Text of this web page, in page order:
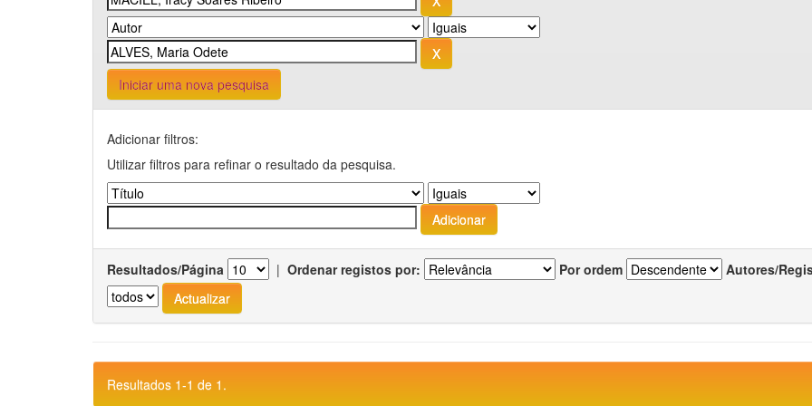
Iniciar uma nova pesquisa
Adicionar filtros:
Utilizar filtros para refinar o resultado da pesquisa.
Resultados/Página | Ordenar registos por: Por ordem Autores/
Resultados 1-1 de 1.